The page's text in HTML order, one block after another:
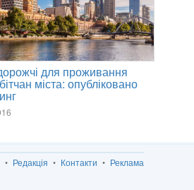
Редакція Контакти Реклама